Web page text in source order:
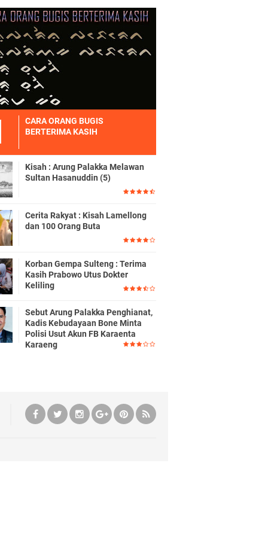
CARA ORANG BUGIS
BERTERIMA KASIH
Kisah : Arung Palakka Melawan
Sultan Hasanuddin (5)
Cerita Rakyat : Kisah Lamellong
dan 100 Orang Buta
Korban Gempa Sulteng : Terima
Kasih Prabowo Utus Dokter
Keliling
Sebut Arung Palakka Penghianat,
Kadis Kebudayaan Bone Minta
Polisi Usut Akun FB Karaenta
Karaeng